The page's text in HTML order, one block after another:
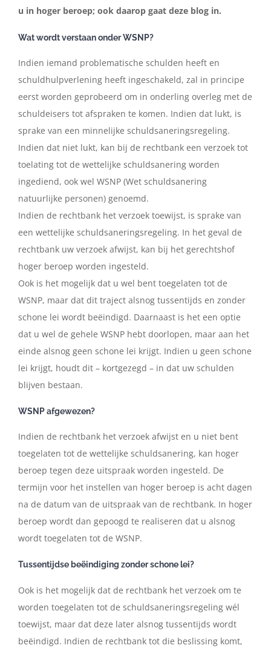
Nederlands
u in hoger beroep; ook daarop gaat deze blog in.
Wat wordt verstaan onder WSNP?
Indien iemand problematische schulden heeft en
schuldhulpverlening heeft ingeschakeld, zal in principe
eerst worden geprobeerd om in onderling overleg met de
schuldeisers tot afspraken te komen. Indien dat lukt, is
sprake van een minnelijke schuldsaneringsregeling.
Indien dat niet lukt, kan bij de rechtbank een verzoek tot
toelating tot de wettelijke schuldsanering worden
ingediend, ook wel WSNP (Wet schuldsanering
natuurlijke personen) genoemd.
Indien de rechtbank het verzoek toewijst, is sprake van
een wettelijke schuldsaneringsregeling. In het geval de
rechtbank uw verzoek afwijst, kan bij het gerechtshof
hoger beroep worden ingesteld.
Ook is het mogelijk dat u wel bent toegelaten tot de
WSNP, maar dat dit traject alsnog tussentijds en zonder
schone lei wordt beëindigd. Daarnaast is het een optie
dat u wel de gehele WSNP hebt doorlopen, maar aan het
einde alsnog geen schone lei krijgt. Indien u geen schone
lei krijgt, houdt dit – kortgezegd – in dat uw schulden
blijven bestaan.
WSNP afgewezen?
Indien de rechtbank het verzoek afwijst en u niet bent
toegelaten tot de wettelijke schuldsanering, kan hoger
beroep tegen deze uitspraak worden ingesteld. De
termijn voor het instellen van hoger beroep is acht dagen
na de datum van de uitspraak van de rechtbank. In hoger
beroep wordt dan gepoogd te realiseren dat u alsnog
wordt toegelaten tot de WSNP.
Tussentijdse beëindiging zonder schone lei?
Ook is het mogelijk dat de rechtbank het verzoek om te
worden toegelaten tot de schuldsaneringsregeling wél
toewijst, maar dat deze later alsnog tussentijds wordt
beëindigd. Indien de rechtbank tot die beslissing komt,